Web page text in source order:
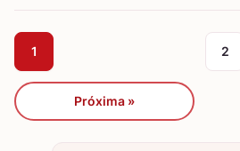
1 2
Próxima »